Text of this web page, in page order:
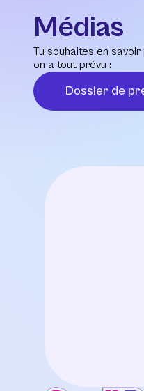
Médias
Tu souhaites en savoir
on a tout prévu :
Dossier de